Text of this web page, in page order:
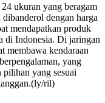
ukuran yang beragam
dengan harga
mendapatkan produk
di Indonesia. Di jaringan
membawa kendaraan
yang
pilihan yang sesuai
ril)